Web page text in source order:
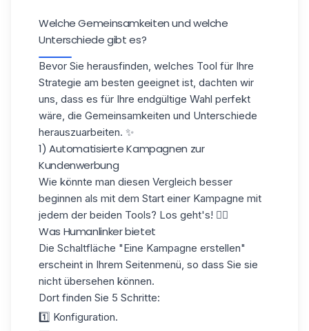
Welche Gemeinsamkeiten und welche
Unterschiede gibt es?
Bevor Sie herausfinden, welches Tool für Ihre
Strategie am besten geeignet ist, dachten wir
uns, dass es für Ihre endgültige Wahl perfekt
wäre, die Gemeinsamkeiten und Unterschiede
herauszuarbeiten. ✨
1) Automatisierte Kampagnen zur
Kundenwerbung
Wie könnte man diesen Vergleich besser
beginnen als mit dem Start einer Kampagne mit
jedem der beiden Tools? Los geht's! 👇🏼
Was Humanlinker bietet
Die Schaltfläche "Eine Kampagne erstellen"
erscheint in Ihrem Seitenmenü, so dass Sie sie
nicht übersehen können.
Dort finden Sie 5 Schritte:
1️⃣ Konfiguration.